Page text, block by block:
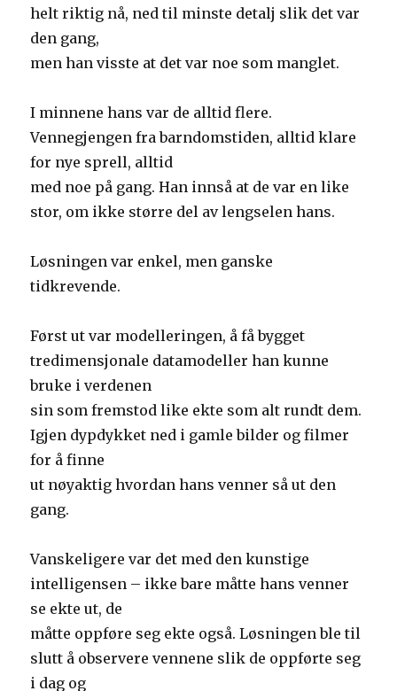
helt riktig nå, ned til minste detalj slik det var
den gang,
men han visste at det var noe som manglet.
I minnene hans var de alltid flere.
Vennegjengen fra barndomstiden, alltid klare
for nye sprell, alltid
med noe på gang. Han innså at de var en like
stor, om ikke større del av lengselen hans.
Løsningen var enkel, men ganske
tidkrevende.
Først ut var modelleringen, å få bygget
tredimensjonale datamodeller han kunne
bruke i verdenen
sin som fremstod like ekte som alt rundt dem.
Igjen dypdykket ned i gamle bilder og filmer
for å finne
ut nøyaktig hvordan hans venner så ut den
gang.
Vanskeligere var det med den kunstige
intelligensen – ikke bare måtte hans venner
se ekte ut, de
måtte oppføre seg ekte også. Løsningen ble til
slutt å observere vennene slik de oppførte seg
i dag og